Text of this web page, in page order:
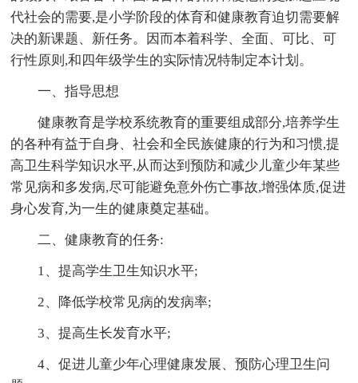
代社会的需要,是小学阶段的体育和健康教育迫切需要解
决的新课题、新任务。因而本着科学、全面、可比、可
行性原则,和四年级学生的实际情况特制定本计划。
一、指导思想
健康教育是学校系统教育的重要组成部分,培养学生
的各种有益于自身、社会和全民族健康的行为和习惯,提
高卫生科学知识水平,从而达到预防和减少儿童少年某些
常见病和多发病,尽可能避免意外伤亡事故,增强体质,促进
身心发育,为一生的健康奠定基础。
二、健康教育的任务:
1、提高学生卫生知识水平;
2、降低学校常见病的发病率;
3、提高生长发育水平;
4、促进儿童少年心理健康发展、预防心理卫生问